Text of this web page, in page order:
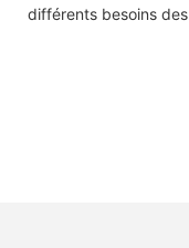
différents besoins